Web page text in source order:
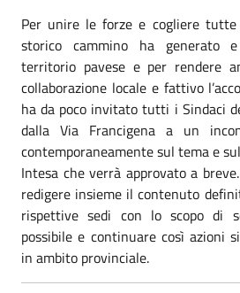
Per unire le forze e cogliere
storico cammino ha generato
territorio pavese e per rendere
collaborazione locale e fattivo
ha da poco invitato tutti i Sindaci
dalla Via Francigena a un
contemporaneamentesul tema e
Intesa che verrà approvato a
redigere insieme il contenuto
rispettive sedi con lo scopo di
possibile e continuare così azioni
in ambito provinciale.